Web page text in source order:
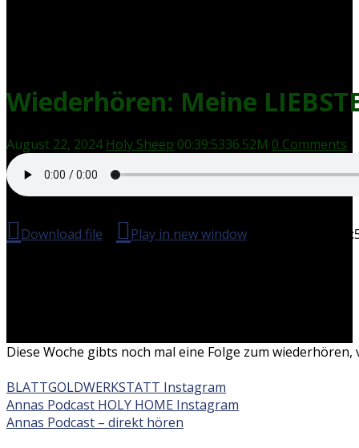
Wiederhören: Meine
August 22, 2024 Holy Sheep 00:39:5336.52M 0 Comments
Download file Play in new window Duration:
Diese Woche gibts noch mal eine Folge zum
BLATTGOLDWERKSTATT Instagram
Annas Podcast HOLY HOME Instagram
Annas Podcast – direkt hören